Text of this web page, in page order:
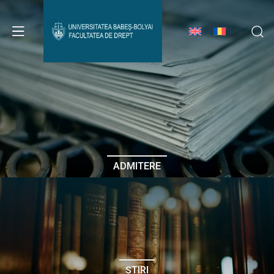
Avizier Studenți
Studii
Admitere
Erasmus & Internațional
Despre Facultate
ADMITERE
ȘTIRI